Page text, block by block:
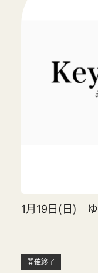
1月19日(日) ゆ
開催終了